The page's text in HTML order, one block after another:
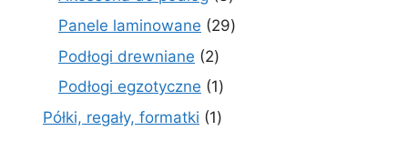
produkty
Panele laminowane 2929
Podłogi drewniane 22
produkty
Podłogi egzotyczne 11
produkt
Półki, regały, formatki 11